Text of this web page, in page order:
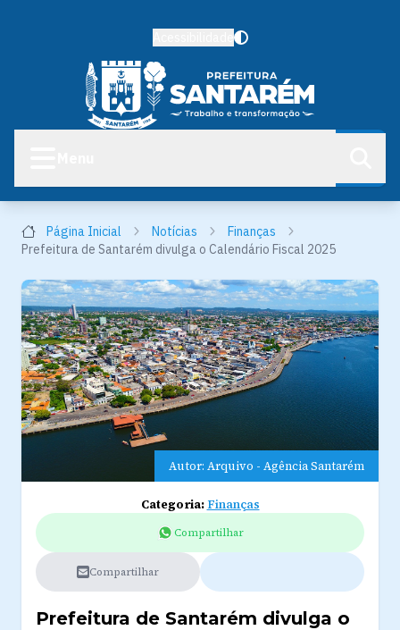
Página Inicial Notícias
Finanças
Prefeitura de Santarém divulga o Calendário Fiscal 2025
Autor: Arquivo - Agência Santarém
Categoria:Finanças
Compartilhar
Compartilhar
Prefeitura de Santarém divulga o